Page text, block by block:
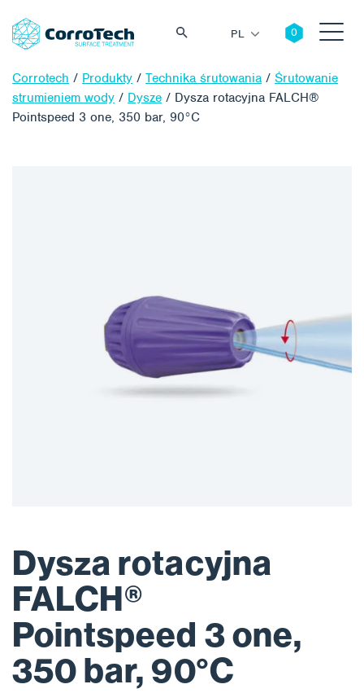
PL
Corrotech / Produkty / Technika śrutowania / Śrutowanie
strumieniem wody / Dysze / Dysza rotacyjna FALCH®
Pointspeed 3 one, 350 bar, 90°C
Dysza rotacyjna
FALCH®
Pointspeed 3 one,
350 bar, 90°C